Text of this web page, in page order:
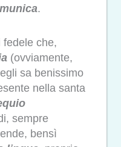
.
fedele che,
(ovviamente,
sa benissimo
nella santa
sempre
bensì